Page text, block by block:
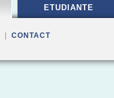
ETUDIANTE
CONTACT